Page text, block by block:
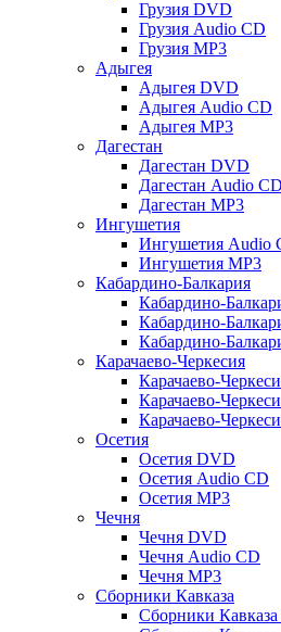
Грузия DVD
Грузия Audio CD
Грузия MP3
Адыгея
Адыгея DVD
Адыгея Audio CD
Адыгея MP3
Дагестан
Дагестан DVD
Дагестан Audio CD
Дагестан MP3
Ингушетия
Ингушетия Audio
Ингушетия MP3
Кабардино-Балкария
Кабардино-
Кабардино-
Кабардино-
Карачаево-Черкесия
Карачаево-
Карачаево-
Карачаево-
Осетия
Осетия DVD
Осетия Audio CD
Осетия MP3
Чечня
Чечня DVD
Чечня Audio CD
Чечня MP3
Сборники Кавказа
Сборники